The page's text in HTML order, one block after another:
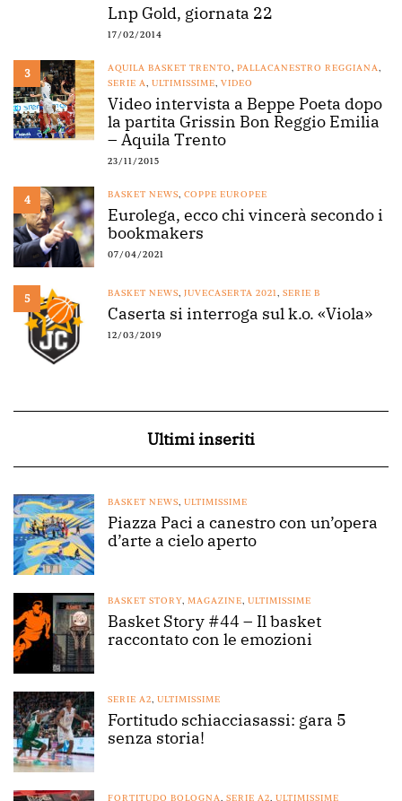
Lnp Gold, giornata 22
17/02/2014
3 AQUILA BASKET TRENTO PALLACANESTRO REGGIANA
SERIE A
ULTIMISSIME VIDEO
Video intervista a Beppe Poeta dopo
la partita Grissin Bon Reggio Emilia
– Aquila Trento
23/11/2015
4 BASKET NEWS COPPE EUROPEE
Eurolega, ecco chi vincerà secondo i
bookmakers
07/04/2021
5 BASKET NEWS JUVECASERTA 2021 SERIE B
Caserta si interroga sul k.o. «Viola»
12/03/2019
Ultimi inseriti
BASKET NEWS ULTIMISSIME
Piazza Paci a canestro con un’opera
d’arte a cielo aperto
BASKET STORY MAGAZINE ULTIMISSIME
Basket Story #44 – Il basket
raccontato con le emozioni
SERIE A2 ULTIMISSIME
Fortitudo schiacciasassi: gara 5
senza storia!
FORTITUDO BOLOGNA SERIE A2 ULTIMISSIME